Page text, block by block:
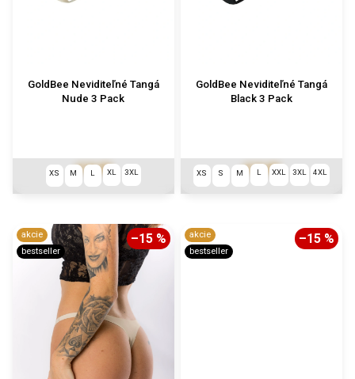
GoldBee Neviditeľné Tangá
Nude 3 Pack
€19,08
XS M L XL 3XL
GoldBee Neviditeľné Tangá
Black 3 Pack
€19,08
XS S M L XXL 3XL 4XL
akcie
bestseller
–15 %
akcie
bestseller
–15 %